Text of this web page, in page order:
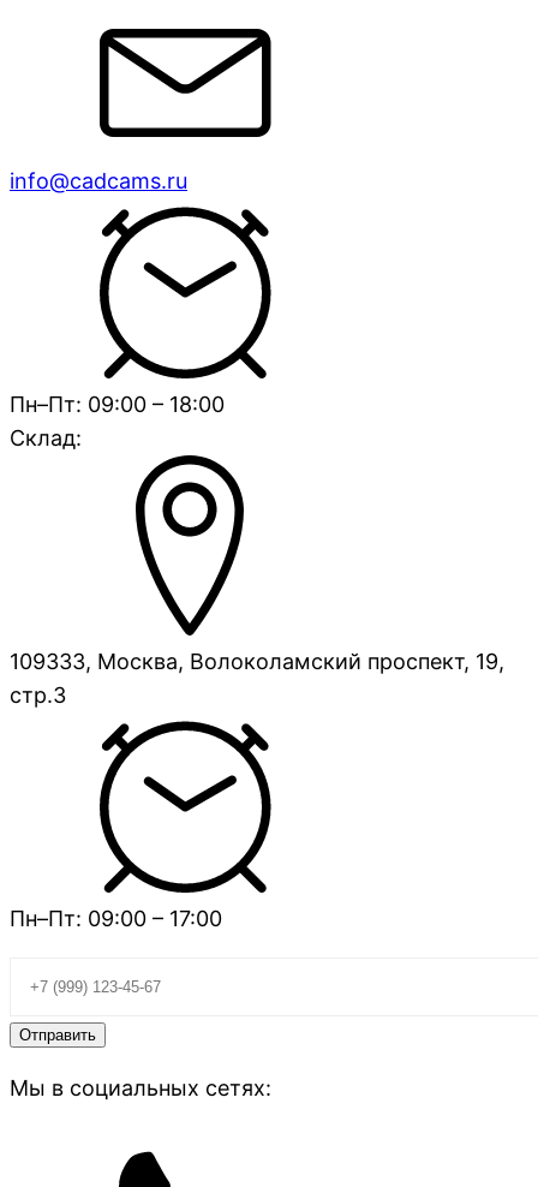
info@cadcams.ru
Пн–Пт: 09:00 – 18:00
Склад:
109333, Москва, Волоколамский проспект, 19,
стр.3
Пн–Пт: 09:00 – 17:00
Мы в социальных сетях: